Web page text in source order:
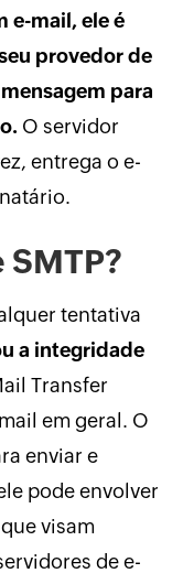
e-mail, ele é
provedor de
para
O servidor
entrega o e-
tentativa
a integridade
Transfer
em geral. O
enviar e
pode envolver
visam
de e-